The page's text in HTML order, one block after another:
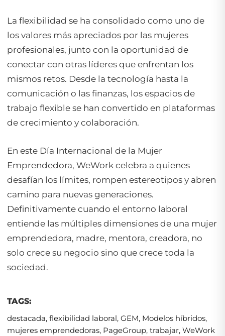
La flexibilidad se ha consolidado como uno de
los valores más apreciados por las mujeres
profesionales, junto con la oportunidad de
conectar con otras líderes que enfrentan los
mismos retos. Desde la tecnología hasta la
comunicación o las finanzas, los espacios de
trabajo flexible se han convertido en plataformas
de crecimiento y colaboración.
En este Día Internacional de la Mujer
Emprendedora, WeWork celebra a quienes
desafían los límites, rompen estereotipos y abren
camino para nuevas generaciones.
Definitivamente cuando el entorno laboral
entiende las múltiples dimensiones de una mujer
emprendedora, madre, mentora, creadora, no
solo crece su negocio sino que crece toda la
sociedad.
TAGS:
destacada, flexibilidad laboral, GEM, Modelos híbridos,
mujeres emprendedoras, PageGroup, trabajar, WeWork